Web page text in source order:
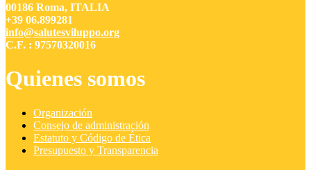
00186 Roma, ITALIA
+39 06.899281
info@salutesviluppo.org
C.F. : 97570320016
Quienes somos
Organización
Consejo de administración
Estatuto y Código de Ética
Presupuesto y Transparencia